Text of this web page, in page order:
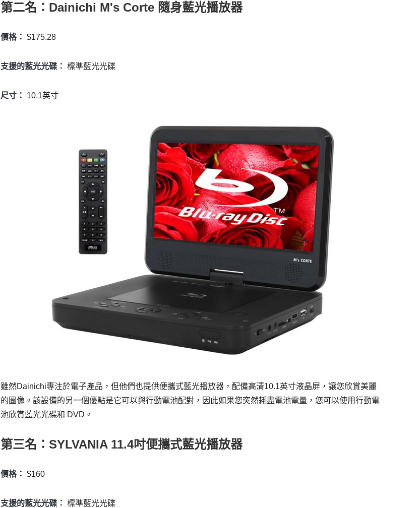
第二名：Dainichi M's Corte 隨身藍光播放器
價格： $175.28
支援的藍光光碟： 標準藍光光碟
尺寸： 10.1英寸
雖然Dainichi專注於電子產品，但他們也提供便攜式藍光播放器，配備高清10.1英寸液晶屏，讓您欣賞美麗
的圖像。該設備的另一個優點是它可以與行動電池配對，因此如果您突然耗盡電池電量，您可以使用行動電
池欣賞藍光光碟和 DVD。
第三名：SYLVANIA 11.4吋便攜式藍光播放器
價格： $160
支援的藍光光碟： 標準藍光光碟